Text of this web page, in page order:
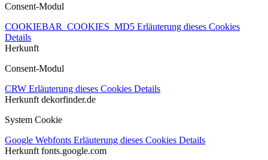
Consent-Modul
COOKIEBAR_COOKIES_MD5 Erläuterung dieses Cookies
Details
Herkunft
Consent-Modul
CRW Erläuterung dieses Cookies Details
Herkunft dekorfinder.de
System Cookie
Google Webfonts Erläuterung dieses Cookies Details
Herkunft fonts.google.com